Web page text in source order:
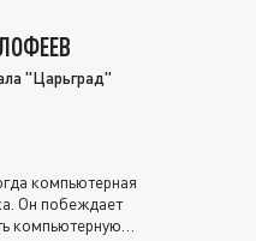
"Царьград"
компьютерная
Он побеждает
компьютерную